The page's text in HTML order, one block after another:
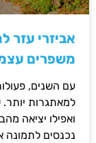
אביזרי עזר
משפרים
עם השנים,
למאתגרות
ואפילו יציאה
נכנסים לתמונה